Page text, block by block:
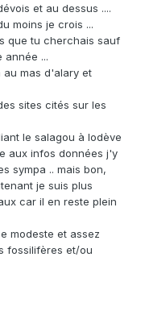
et au dessus ....
moins je crois ...
que tu cherchais sauf
année ...
au mas d'alary et
sites cités sur les
le salagou à lodève
aux infos données j'y
sympa .. mais bon,
je suis plus
car il en reste plein
modeste et assez
fossilifères et/ou